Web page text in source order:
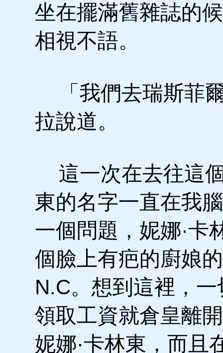
坐在擺滿舊雜誌的
相視不語。
「我們去瑞斯菲
拉說道。
這一次在去往這
東的名字一直在我
一個問題，妮娜·卡
個臉上有疤的廚娘
N.C。想到這裡，
領取工資就倉皇離
妮娜·卡林東，而且